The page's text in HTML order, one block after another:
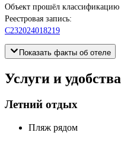
Объект прошёл классификацию
Реестровая запись:
С232024018219
Показать факты об отеле
Услуги и удобства
Летний отдых
Пляж рядом